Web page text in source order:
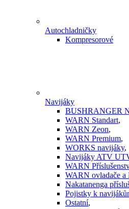
Autochladničky
Kompresorové
Navijáky
BUSHRANGER
WARN Standart,
WARN Zeon,
WARN Premium,
WORKS navijáky,
Navijáky ATV
WARN
WARN ovladače a
Nakatanenga
Pojistky k
Ostatní,